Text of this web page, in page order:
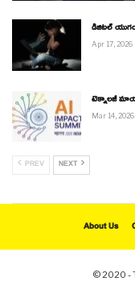
డిజిటల్
Apr 17, 2026
టెక్నాలజీ
Mar 14, 2026
PREV NEXT
About Us
© 2020 -